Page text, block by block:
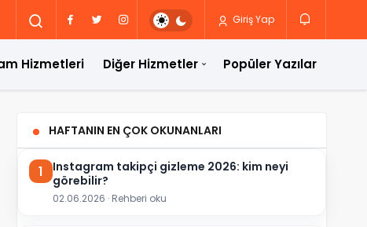
Giriş Yap
Hizmetleri Diğer Hizmetler Popüler Yazılar
HAFTANIN EN ÇOK OKUNANLARI
1
Instagram takipçi gizleme 2026: kim neyi
görebilir?
02.06.2026 · Rehberi oku